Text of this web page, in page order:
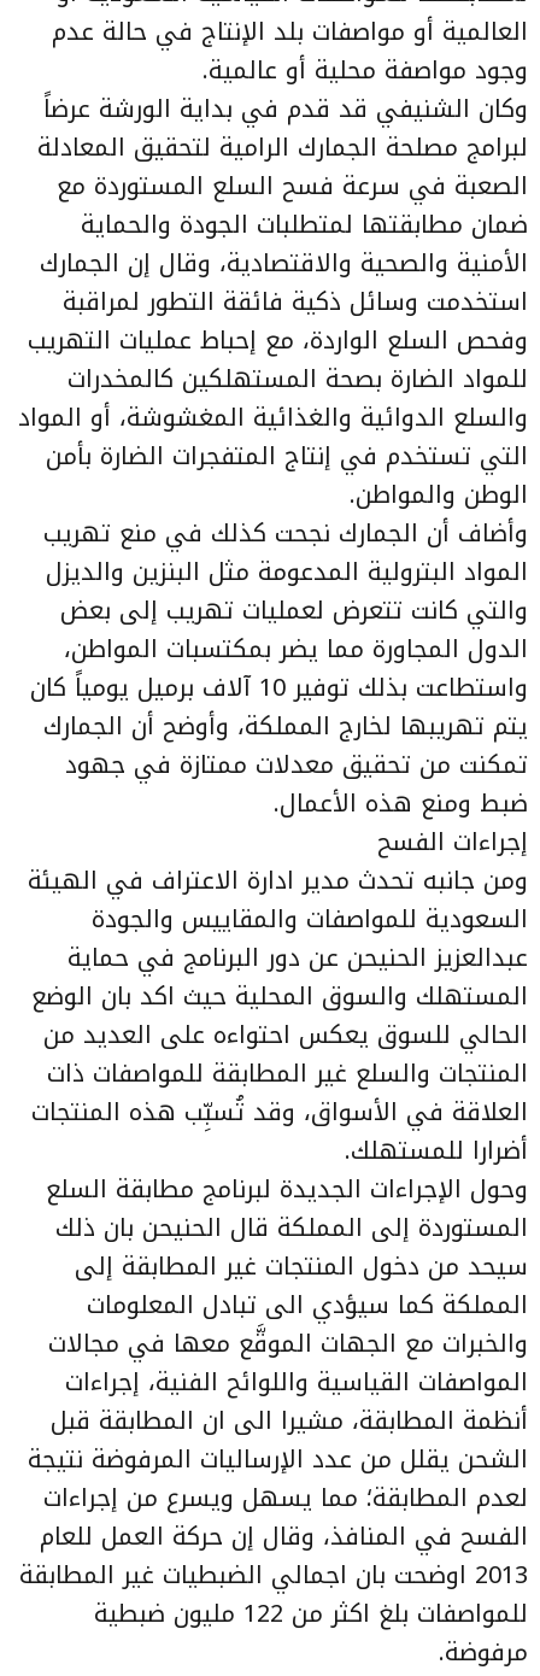
العالمية أو مواصفات بلد الإنتاج في حالة عدم
وجود مواصفة محلية أو عالمية.
وكان الشنيفي قد قدم في بداية الورشة عرضاً
لبرامج مصلحة الجمارك الرامية لتحقيق المعادلة
الصعبة في سرعة فسح السلع المستوردة مع
ضمان مطابقتها لمتطلبات الجودة والحماية
الأمنية والصحية والاقتصادية، وقال إن الجمارك
استخدمت وسائل ذكية فائقة التطور لمراقبة
وفحص السلع الواردة، مع إحباط عمليات التهريب
للمواد الضارة بصحة المستهلكين كالمخدرات
والسلع الدوائية والغذائية المغشوشة، أو المواد
التي تستخدم في إنتاج المتفجرات الضارة بأمن
الوطن والمواطن.
وأضاف أن الجمارك نجحت كذلك في منع تهريب
المواد البترولية المدعومة مثل البنزين والديزل
والتي كانت تتعرض لعمليات تهريب إلى بعض
الدول المجاورة مما يضر بمكتسبات المواطن،
واستطاعت بذلك توفير 10 آلاف برميل يومياً كان
يتم تهريبها لخارج المملكة، وأوضح أن الجمارك
تمكنت من تحقيق معدلات ممتازة في جهود
ضبط ومنع هذه الأعمال.
إجراءات الفسح
ومن جانبه تحدث مدير ادارة الاعتراف في الهيئة
السعودية للمواصفات والمقاييس والجودة
عبدالعزيز الحنيحن عن دور البرنامج في حماية
المستهلك والسوق المحلية حيث اكد بان الوضع
الحالي للسوق يعكس احتواءه على العديد من
المنتجات والسلع غير المطابقة للمواصفات ذات
العلاقة في الأسواق، وقد تُسبِّب هذه المنتجات
أضرارا للمستهلك.
وحول الإجراءات الجديدة لبرنامج مطابقة السلع
المستوردة إلى المملكة قال الحنيحن بان ذلك
سيحد من دخول المنتجات غير المطابقة إلى
المملكة كما سيؤدي الى تبادل المعلومات
والخبرات مع الجهات الموقَّع معها في مجالات
المواصفات القياسية واللوائح الفنية، إجراءات
أنظمة المطابقة، مشيرا الى ان المطابقة قبل
الشحن يقلل من عدد الإرساليات المرفوضة نتيجة
لعدم المطابقة؛ مما يسهل ويسرع من إجراءات
الفسح في المنافذ، وقال إن حركة العمل للعام
2013 اوضحت بان اجمالي الضبطيات غير المطابقة
للمواصفات بلغ اكثر من 122 مليون ضبطية
مرفوضة.